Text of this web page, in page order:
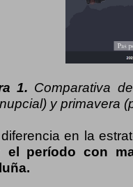
1. Comparativa
y primavera
en la
el período con